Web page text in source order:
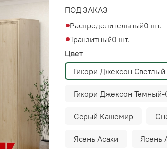
ПОД ЗАКАЗ
Распределительный0 шт.
Транзитный0 шт.
Цвет
Гикори Джексон Светлый
Гикори Джексон
Серый Кашемир
Ясень Асахи Ясень